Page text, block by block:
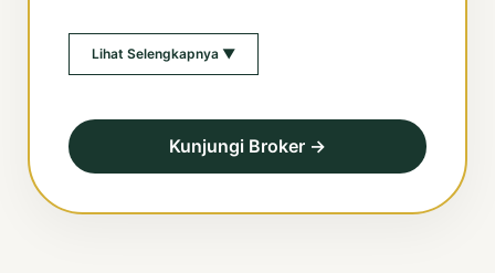
Lihat Selengkapnya ▼
Kunjungi Broker →